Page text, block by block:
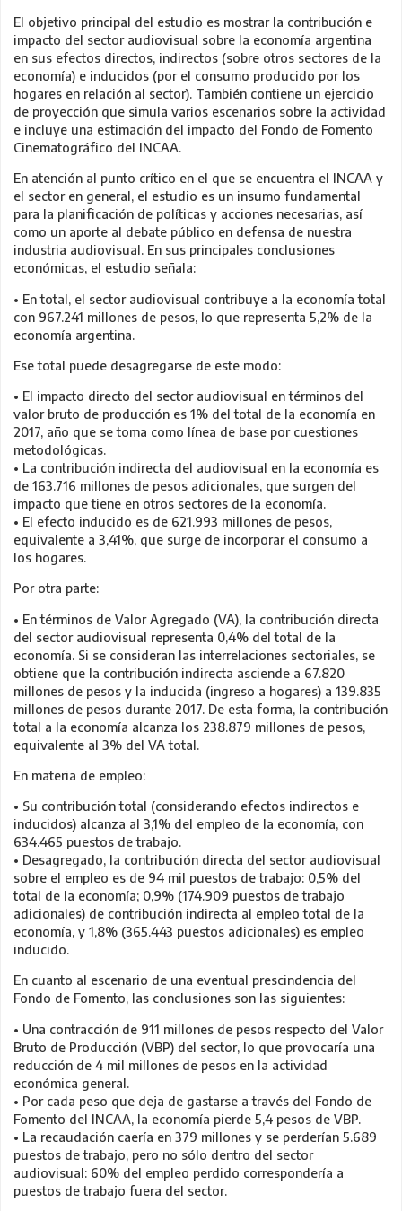
El objetivo principal del estudio es mostrar la contribución e
impacto del sector audiovisual sobre la economía argentina
en sus efectos directos, indirectos (sobre otros sectores de la
economía) e inducidos (por el consumo producido por los
hogares en relación al sector). También contiene un ejercicio
de proyección que simula varios escenarios sobre la actividad
e incluye una estimación del impacto del Fondo de Fomento
Cinematográfico del INCAA.
En atención al punto crítico en el que se encuentra el INCAA y
el sector en general, el estudio es un insumo fundamental
para la planificación de políticas y acciones necesarias, así
como un aporte al debate público en defensa de nuestra
industria audiovisual. En sus principales conclusiones
económicas, el estudio señala:
• En total, el sector audiovisual contribuye a la economía total
con 967.241 millones de pesos, lo que representa 5,2% de la
economía argentina.
Ese total puede desagregarse de este modo:
• El impacto directo del sector audiovisual en términos del
valor bruto de producción es 1% del total de la economía en
2017, año que se toma como línea de base por cuestiones
metodológicas.
• La contribución indirecta del audiovisual en la economía es
de 163.716 millones de pesos adicionales, que surgen del
impacto que tiene en otros sectores de la economía.
• El efecto inducido es de 621.993 millones de pesos,
equivalente a 3,41%, que surge de incorporar el consumo a
los hogares.
Por otra parte:
• En términos de Valor Agregado (VA), la contribución directa
del sector audiovisual representa 0,4% del total de la
economía. Si se consideran las interrelaciones sectoriales, se
obtiene que la contribución indirecta asciende a 67.820
millones de pesos y la inducida (ingreso a hogares) a 139.835
millones de pesos durante 2017. De esta forma, la contribución
total a la economía alcanza los 238.879 millones de pesos,
equivalente al 3% del VA total.
En materia de empleo:
• Su contribución total (considerando efectos indirectos e
inducidos) alcanza al 3,1% del empleo de la economía, con
634.465 puestos de trabajo.
• Desagregado, la contribución directa del sector audiovisual
sobre el empleo es de 94 mil puestos de trabajo: 0,5% del
total de la economía; 0,9% (174.909 puestos de trabajo
adicionales) de contribución indirecta al empleo total de la
economía, y 1,8% (365.443 puestos adicionales) es empleo
inducido.
En cuanto al escenario de una eventual prescindencia del
Fondo de Fomento, las conclusiones son las siguientes:
• Una contracción de 911 millones de pesos respecto del Valor
Bruto de Producción (VBP) del sector, lo que provocaría una
reducción de 4 mil millones de pesos en la actividad
económica general.
• Por cada peso que deja de gastarse a través del Fondo de
Fomento del INCAA, la economía pierde 5,4 pesos de VBP.
• La recaudación caería en 379 millones y se perderían 5.689
puestos de trabajo, pero no sólo dentro del sector
audiovisual: 60% del empleo perdido correspondería a
puestos de trabajo fuera del sector.